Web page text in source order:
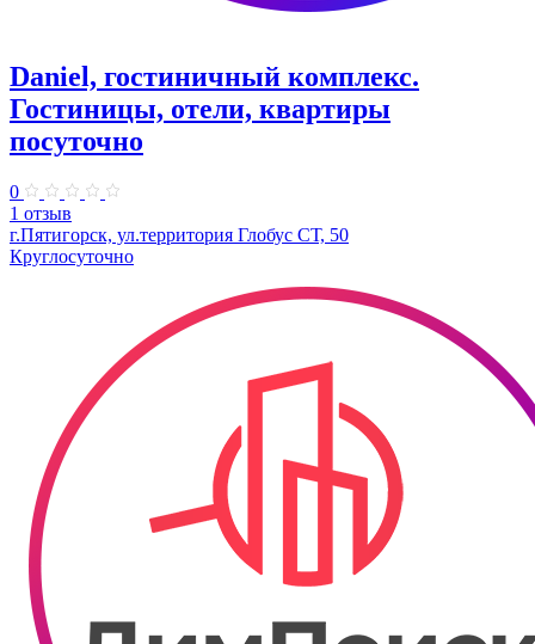
Daniel, гостиничный комплекс.
Гостиницы, отели, квартиры
посуточно
0
1 отзыв
г.Пятигорск, ул.территория Глобус СТ, 50
Круглосуточно